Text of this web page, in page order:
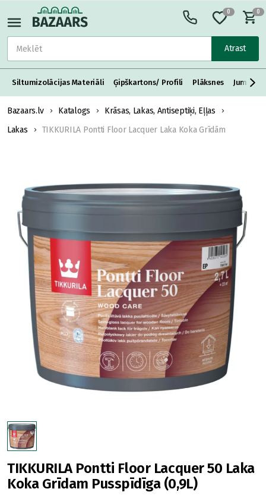
Atrast
0 0
Siltumizolācijas Materiāli Ģipškartons/ Profili Plāksnes Jumta
Bazaars.lv Katalogs
Krāsas, Lakas, Antiseptiķi, Eļļas
Lakas
TIKKURILA Pontti Floor Lacquer Laka Koka Grīdām
TIKKURILA Pontti Floor Lacquer 50 Laka
Koka Grīdam Pusspīdīga (0,9L)